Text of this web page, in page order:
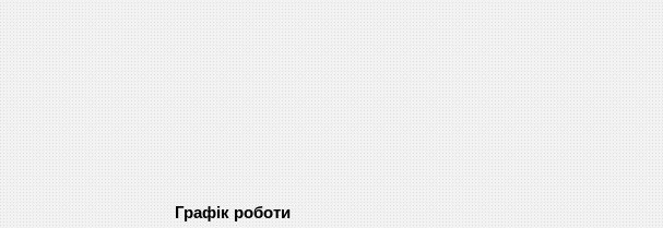
Графік роботи